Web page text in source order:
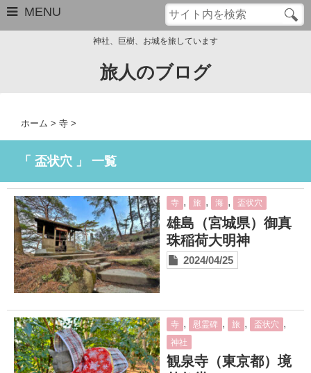
MENU
サイトマップ
管理人のプロフィール
Close
神社、巨樹、お城を旅しています
旅人のブログ
ホーム > 寺 >
「 盃状穴 」 一覧
寺 , 旅 , 海 , 盃状穴
雄島（宮城県）御真
珠稲荷大明神
2024/04/25
寺 , 慰霊碑 , 旅 , 盃状穴 ,
神社
観泉寺（東京都）境